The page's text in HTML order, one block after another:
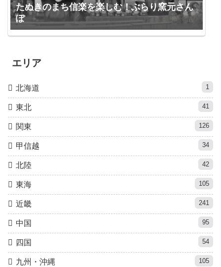
たぬきのまち信楽を楽しむ！ぶらり窯元さん
ぽ
エリア
北海道 1
東北 41
関東 126
甲信越 34
北陸 42
東海 105
近畿 241
中国 95
四国 54
九州・沖縄 105